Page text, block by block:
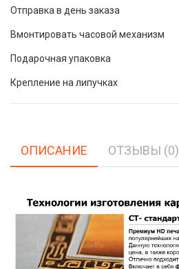
Отправка в день заказа
Вмонтировать часовой механизм
Подарочная упаковка
Крепление на липучках
ОПИСАНИЕ ОТЗЫВЫ (0)